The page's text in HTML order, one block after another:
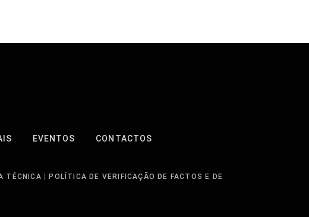
EVENTOS CONTACTOS
TÉCNICA
POLÍTICA DE VERIFICAÇÃO DE FACTOS E DE